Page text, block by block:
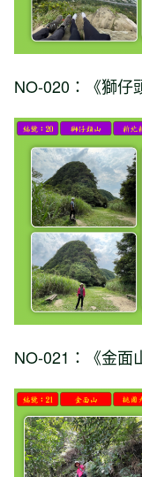
NO-020：《獅仔
NO-021：《金面